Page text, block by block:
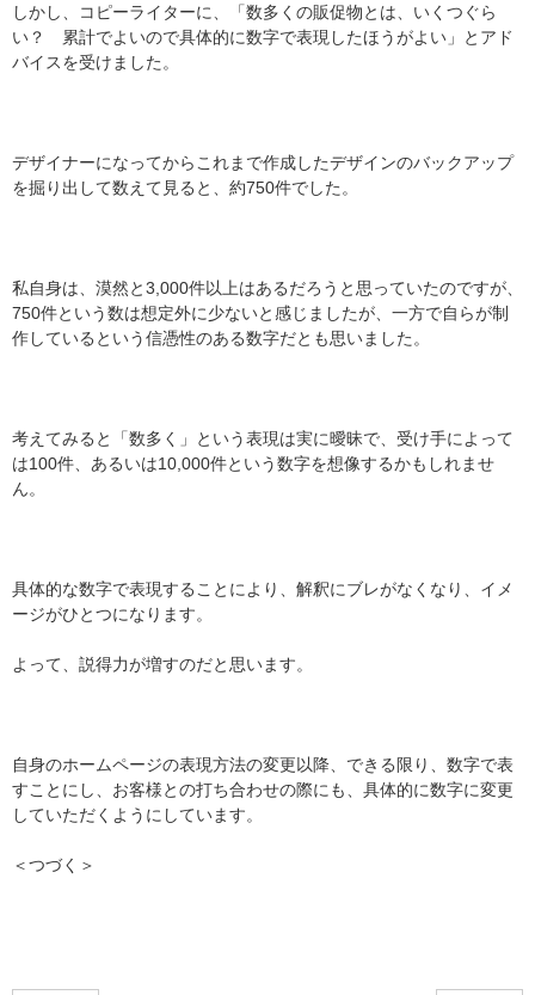
しかし、コピーライターに、「数多くの販促物とは、いくつぐら
い？ 累計でよいので具体的に数字で表現したほうがよい」とアド
バイスを受けました。
デザイナーになってからこれまで作成したデザインのバックアップ
を掘り出して数えて見ると、約750件でした。
私自身は、漠然と3,000件以上はあるだろうと思っていたのですが、
750件という数は想定外に少ないと感じましたが、一方で自らが制
作しているという信憑性のある数字だとも思いました。
考えてみると「数多く」という表現は実に曖昧で、受け手によって
は100件、あるいは10,000件という数字を想像するかもしれませ
ん。
具体的な数字で表現することにより、解釈にブレがなくなり、イメ
ージがひとつになります。
よって、説得力が増すのだと思います。
自身のホームページの表現方法の変更以降、できる限り、数字で表
すことにし、お客様との打ち合わせの際にも、具体的に数字に変更
していただくようにしています。
＜つづく＞